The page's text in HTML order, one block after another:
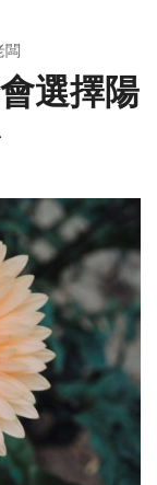
闆
選擇陽